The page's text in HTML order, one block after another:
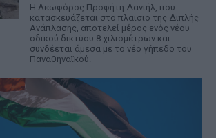
Η Λεωφόρος Προφήτη Δανιήλ, που
κατασκευάζεται στο πλαίσιο της Διπλής
Ανάπλασης, αποτελεί μέρος ενός νέου
οδικού δικτύου 8 χιλιομέτρων και
συνδέεται άμεσα με το νέο γήπεδο του
Παναθηναϊκού.